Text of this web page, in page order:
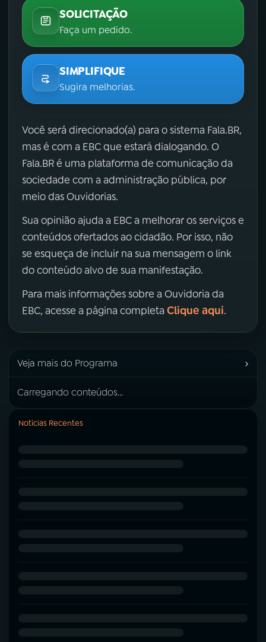
SOLICITAÇÃO
Faça um pedido.
SIMPLIFIQUE
Sugira melhorias.
Você será direcionado(a) para o sistema Fala.BR,
mas é com a EBC que estará dialogando. O
Fala.BR é uma plataforma de comunicação da
sociedade com a administração pública, por
meio das Ouvidorias.
Sua opinião ajuda a EBC a melhorar os serviços e
conteúdos ofertados ao cidadão. Por isso, não
se esqueça de incluir na sua mensagem o link
do conteúdo alvo de sua manifestação.
Para mais informações sobre a Ouvidoria da
EBC, acesse a página completa Clique aqui.
Veja mais do Programa ›
Carregando conteúdos...
Notícias Recentes